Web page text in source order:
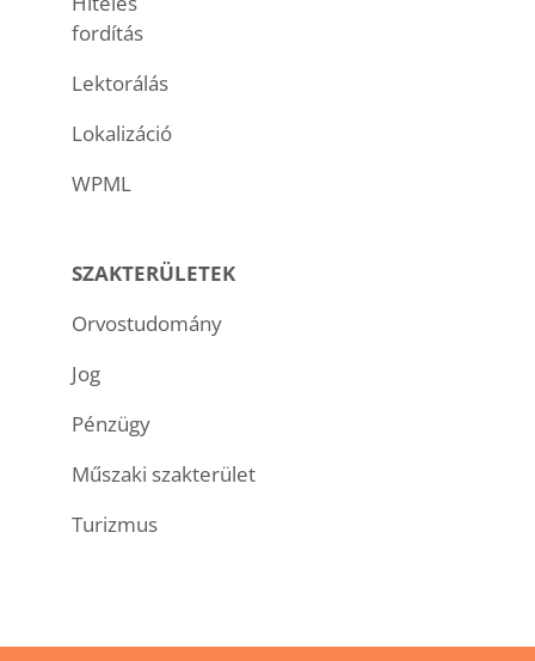
fordítás
Lektorálás
Lokalizáció
WPML
SZAKTERÜLETEK
Orvostudomány
Jog
Pénzügy
Műszaki szakterület
Turizmus